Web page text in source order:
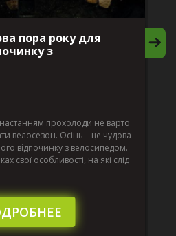
пора року для
з
прохолоди не варто
велосезон. Осінь – це чудова
відпочинку з велосипедом.
свої особливості, на які слід